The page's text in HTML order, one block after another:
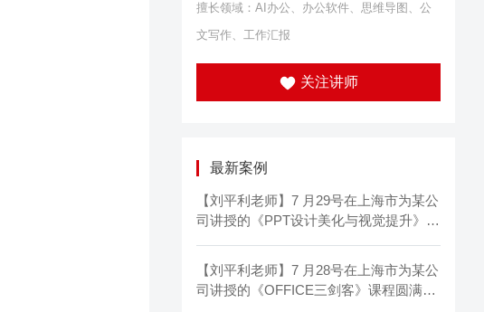
擅长领域：AI办公、办公软件、思维导图、公
文写作、工作汇报
关注讲师
最新案例
【刘平利老师】7 月29号在上海市为某公
司讲授的《PPT设计美化与视觉提升》课
【刘平利老师】7 月28号在上海市为某公
司讲授的《OFFICE三剑客》课程圆满结